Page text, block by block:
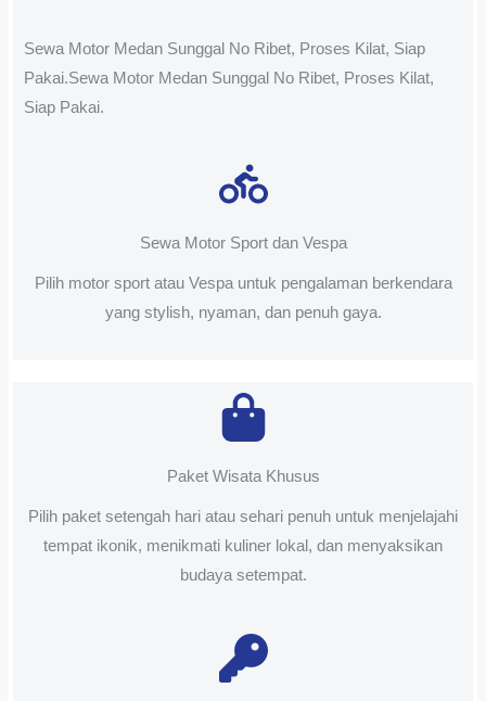
Sewa Motor Medan Sunggal No Ribet, Proses Kilat, Siap
Pakai.Sewa Motor Medan Sunggal No Ribet, Proses Kilat,
Siap Pakai.
Sewa Motor Sport dan Vespa
Pilih motor sport atau Vespa untuk pengalaman berkendara
yang stylish, nyaman, dan penuh gaya.
Paket Wisata Khusus
Pilih paket setengah hari atau sehari penuh untuk menjelajahi
tempat ikonik, menikmati kuliner lokal, dan menyaksikan
budaya setempat.